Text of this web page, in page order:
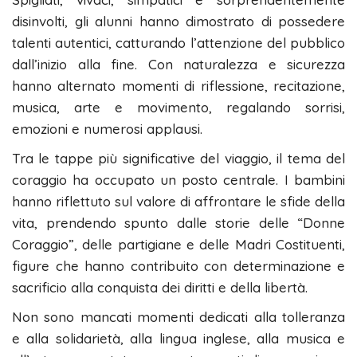
disinvolti, gli alunni hanno dimostrato di possedere
talenti autentici, catturando l’attenzione del pubblico
dall’inizio alla fine. Con naturalezza e sicurezza
hanno alternato momenti di riflessione, recitazione,
musica, arte e movimento, regalando sorrisi,
emozioni e numerosi applausi.
Tra le tappe più significative del viaggio, il tema del
coraggio ha occupato un posto centrale. I bambini
hanno riflettuto sul valore di affrontare le sfide della
vita, prendendo spunto dalle storie delle “Donne
Coraggio”, delle partigiane e delle Madri Costituenti,
figure che hanno contribuito con determinazione e
sacrificio alla conquista dei diritti e della libertà.
Non sono mancati momenti dedicati alla tolleranza
e alla solidarietà, alla lingua inglese, alla musica e